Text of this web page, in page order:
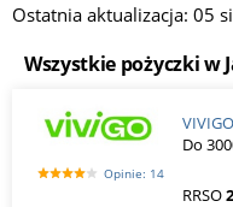
Ostatnia aktualizacja: 05
Wszystkie pożyczki w
Opinie: 14
VIVIGO
Do
RRSO